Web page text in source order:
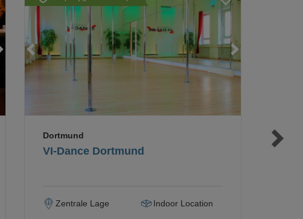
Loading...
Loading...
Loading...
VI-Dance Dortmund
Dortmund
Zentrale Lage Indoor Location